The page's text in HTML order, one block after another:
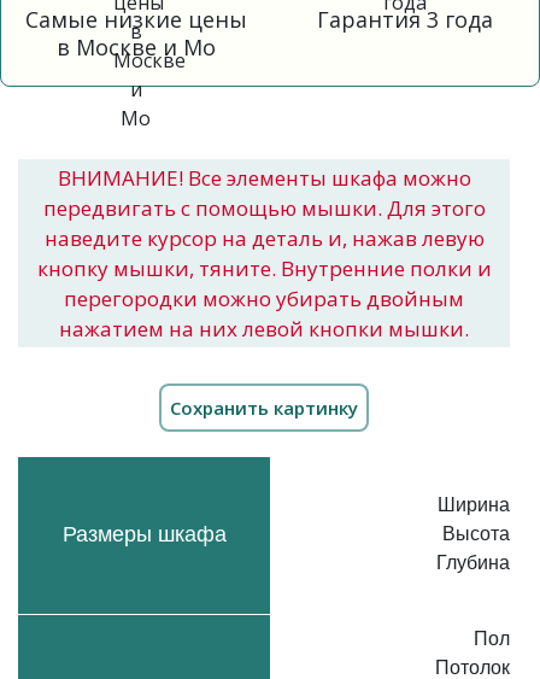
Самые низкие цены
в Москве и Мо
Гарантия 3 года
ВНИМАНИЕ! Все элементы шкафа можно
передвигать с помощью мышки. Для этого
наведите курсор на деталь и, нажав левую
кнопку мышки, тяните. Внутренние полки и
перегородки можно убирать двойным
нажатием на них левой кнопки мышки.
Размеры шкафа
Ширина
Высота
Глубина
Пол
Потолок